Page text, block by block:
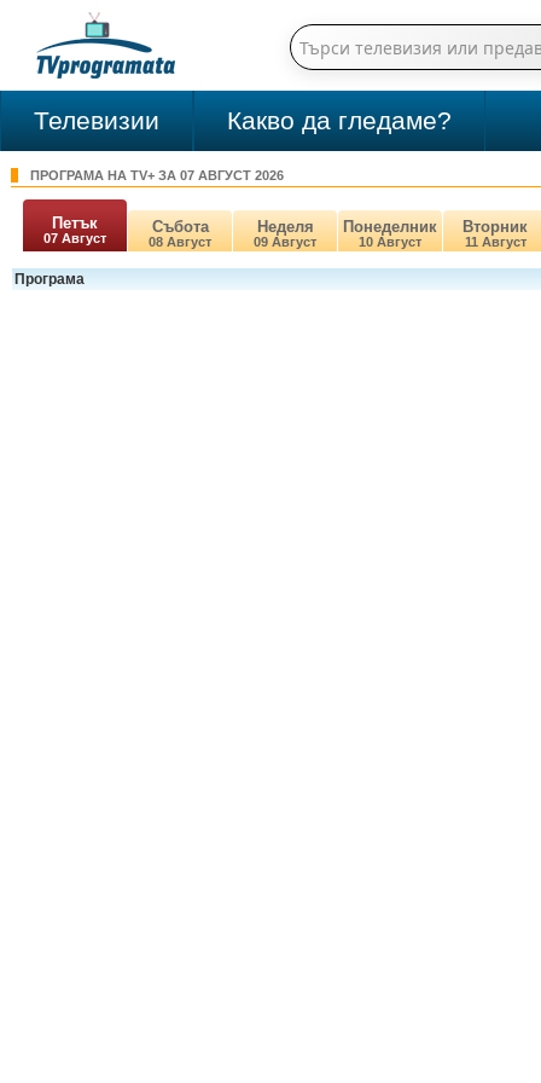
Телевизии Какво да гледаме?
ПРОГРАМА НА TV+ ЗА 07 АВГУСТ 2026
Петък
07 Август
Събота
08 Август
Неделя
09 Август
Понеделник
10 Август
Вторник
11 Август
Програма